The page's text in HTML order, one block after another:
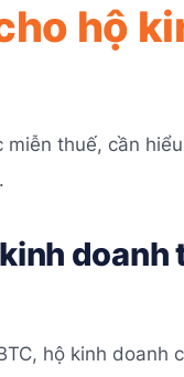
hộ
thuế, cần
hộ kinh doanh